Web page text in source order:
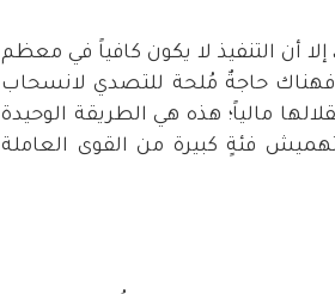
إلا أن التنفيذ لا يكون كافياً في معظم
فهناك حاجةٌ مُلحة للتصدي لانسحاب
مالياً؛ هذه هي الطريقة الوحيدة
فئةٍ كبيرة من القوى العاملة